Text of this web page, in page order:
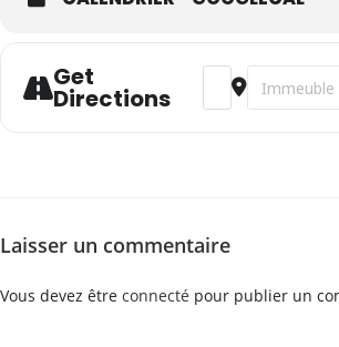
Get
Directions
Address - WSET
Destination
Laisser un commentaire
Vous devez être connecté pour publier un